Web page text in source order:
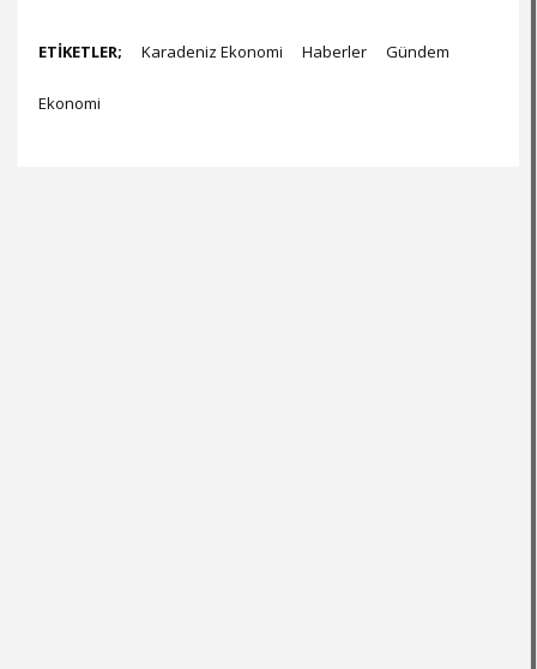
ETİKETLER; Karadeniz Ekonomi Haberler Gündem
Ekonomi